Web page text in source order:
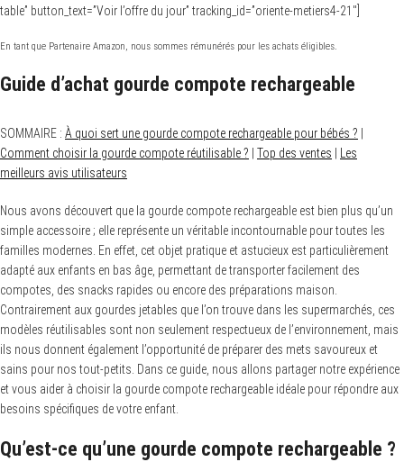
table” button_text=”Voir l’offre du jour” tracking_id=”oriente-metiers4-21″]
En tant que Partenaire Amazon, nous sommes rémunérés pour les achats éligibles.
Guide d’achat gourde compote rechargeable
SOMMAIRE : À quoi sert une gourde compote rechargeable pour bébés ?
Comment choisir la gourde compote réutilisable ?
Top des ventes
Les
meilleurs avis utilisateurs
Nous avons découvert que la gourde compote rechargeable est bien plus qu’un
simple accessoire ; elle représente un véritable incontournable pour toutes les
familles modernes. En effet, cet objet pratique et astucieux est particulièrement
adapté aux enfants en bas âge, permettant de transporter facilement des
compotes, des snacks rapides ou encore des préparations maison.
Contrairement aux gourdes jetables que l’on trouve dans les supermarchés, ces
modèles réutilisables sont non seulement respectueux de l’environnement, mais
ils nous donnent également l’opportunité de préparer des mets savoureux et
sains pour nos tout-petits. Dans ce guide, nous allons partager notre expérience
et vous aider à choisir la gourde compote rechargeable idéale pour répondre aux
besoins spécifiques de votre enfant.
Qu’est-ce qu’une gourde compote rechargeable ?